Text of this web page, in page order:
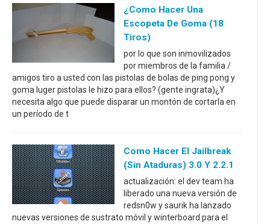
¿Como Hacer Una
Escopeta De Goma (18
Tiros)
por lo que son inmovilizados
por miembros de la familia /
amigos tiro a usted con las pistolas de bolas de ping pong y
goma luger pistolas le hizo para ellos? (gente ingrata)¿Y
necesita algo que puede disparar un montón de cortarla en
un período de t
Como Hacer El Jailbreak
(sin Ataduras) 3.0 Y 2.2.1
actualización: el dev team ha
liberado una nueva versión de
redsn0w y saurik ha lanzado
nuevas versiones de sustrato móvil y winterboard para el